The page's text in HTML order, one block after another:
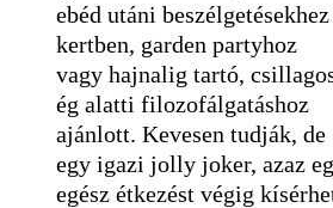
ebéd utáni
kertben, garden partyhoz
vagy hajnalig tartó,
ég alatti filozofálgatáshoz
ajánlott. Kevesen tudják, de
egy igazi jolly joker, azaz
egész étkezést végig